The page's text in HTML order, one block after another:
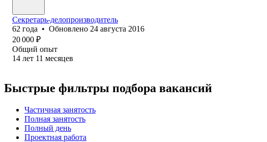
Секретарь-делопроизводитель
62 года • Обновлено 24 августа 2016
20 000 ₽
Общий опыт
14 лет 11 месяцев
Быстрые фильтры подбора вакансий
Частичная занятость
Полная занятость
Полный день
Проектная работа